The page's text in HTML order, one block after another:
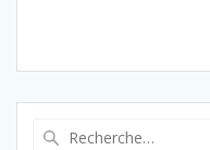
DES
ARTICLES